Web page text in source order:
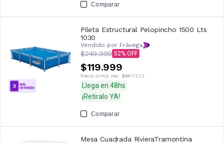
Comparar
Pileta Estructural Pelopincho 1500 Lts
1030
Vendido por Frávega
$249.999 52
$119.999
Precio s/imp. nac. $99.172,73
Llega en 48hs
¡Retiralo YA!
Comparar
Mesa Cuadrada RivieraTramontina